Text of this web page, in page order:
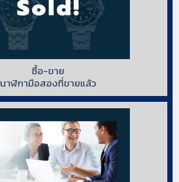
ซื้อ-ขาย
นาฬิกามือสองที่ขายแล้ว